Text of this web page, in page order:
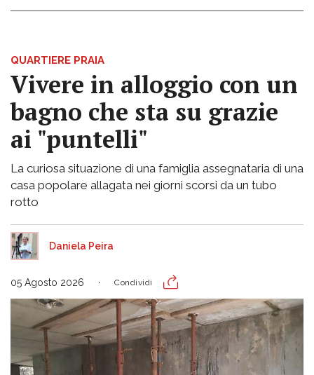
QUARTIERE PRAIA
Vivere in alloggio con un
bagno che sta su grazie
ai "puntelli"
La curiosa situazione di una famiglia assegnataria di una
casa popolare allagata nei giorni scorsi da un tubo
rotto
Daniela Peira
05 Agosto 2026 Condividi